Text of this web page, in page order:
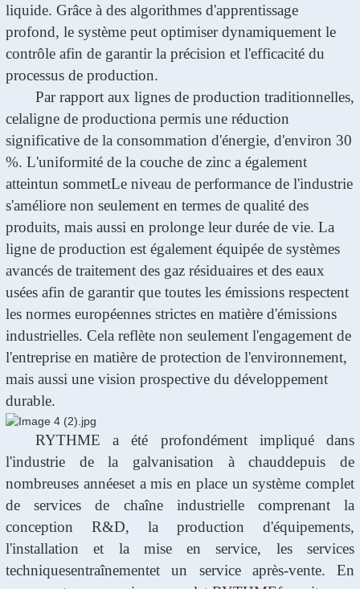
liquide. Grâce à des algorithmes d'apprentissage
profond, le système peut optimiser dynamiquement le
contrôle afin de garantir la précision et l'efficacité du
processus de production.
Par rapport aux lignes de production traditionnelles,
celaligne de productiona permis une réduction
significative de la consommation d'énergie, d'environ 30
%. L'uniformité de la couche de zinc a également
atteintun sommetLe niveau de performance de l'industrie
s'améliore non seulement en termes de qualité des
produits, mais aussi en prolonge leur durée de vie. La
ligne de production est également équipée de systèmes
avancés de traitement des gaz résiduaires et des eaux
usées afin de garantir que toutes les émissions respectent
les normes européennes strictes en matière d'émissions
industrielles. Cela reflète non seulement l'engagement de
l'entreprise en matière de protection de l'environnement,
mais aussi une vision prospective du développement
durable.
RYTHME
a été profondément impliqué dans
l'industrie de la galvanisation à chauddepuis de
nombreuses annéeset a mis en place un système complet
de services de chaîne industrielle comprenant la
conception R&D, la production d'équipements,
l'installation et la mise en service, les services
techniquesentraînementet un service après-vente. En